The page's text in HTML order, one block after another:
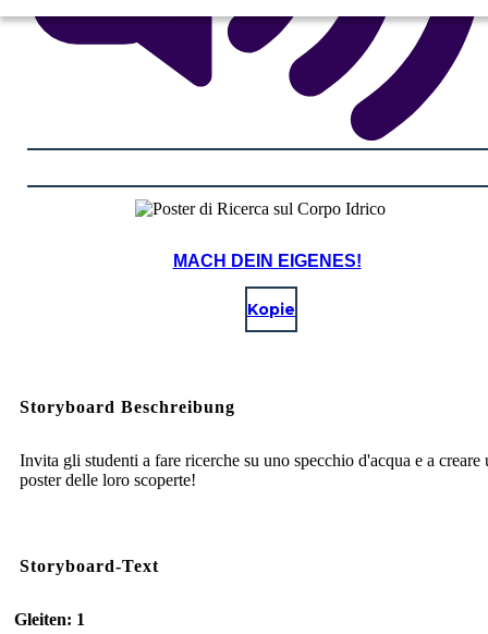
MACH DEIN EIGENES!
Kopie
Storyboard Beschreibung
Invita gli studenti a fare ricerche su uno specchio d'acqua e a creare
poster delle loro scoperte!
Storyboard-Text
Gleiten: 1